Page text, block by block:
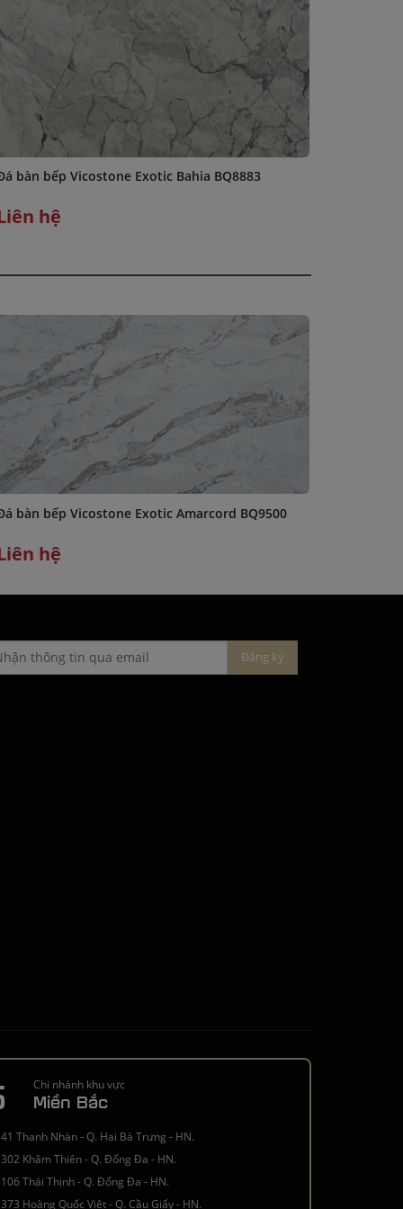
bàn bếp Vicostone Exotic Bahia BQ8883
hệ
bàn bếp Vicostone Exotic Amarcord BQ9500
hệ
Chi nhánh khu vực
Miền Bắc
41 Thanh Nhàn - Q. Hai Bà Trưng - HN.
302 Khâm Thiên - Q. Đống Đa - HN.
106 Thái Thịnh - Q. Đống Đa - HN.
373 Hoàng Quốc Việt - Q. Cầu Giấy - HN.